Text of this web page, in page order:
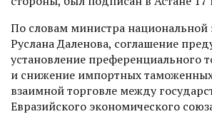
По словам министра
Руслана­ Даленова, соглашение
установление преференциального
и снижение импортных
взаимной торговле между
Евразийского экономического